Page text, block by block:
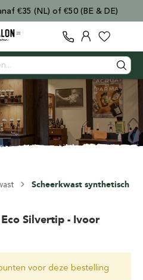
€35 (NL) of €50 (BE & DE)
Scheerkwast synthetisch
Silvertip - Ivoor
voor deze bestelling